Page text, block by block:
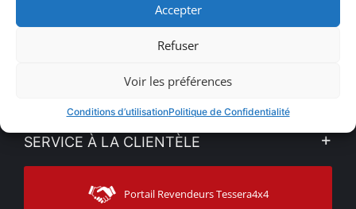
Accepter
Refuser
Voir les préférences
Conditions d’utilisationPolitique de Confidentialité
(+30) 2105542813
Politique de Confidentialité
Voir nos actualités
Sitemap
VENTES EN LIGNE
Mon compte
Moyens d’expédition
SERVICE À LA CLIENTÈLE
Contacter
Assistance aux clientsPortail Revendeurs Tessera4x4